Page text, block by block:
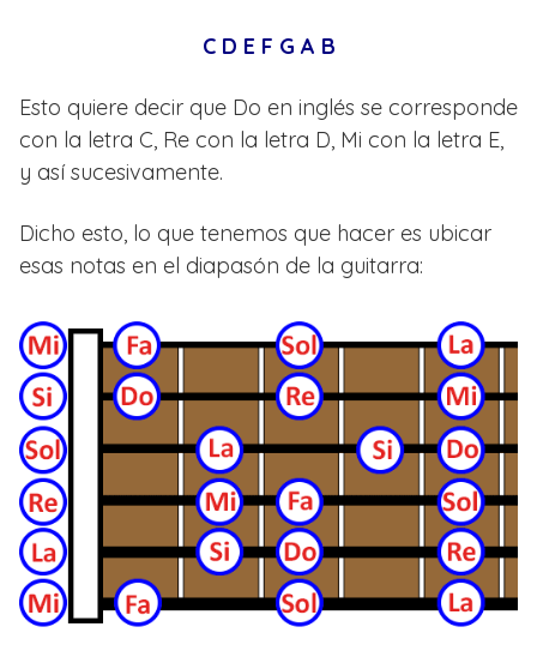
C D E F G A B
Esto quiere decir que Do en inglés se corresponde
con la letra C, Re con la letra D, Mi con la letra E,
y así sucesivamente.
Dicho esto, lo que tenemos que hacer es ubicar
esas notas en el diapasón de la guitarra: